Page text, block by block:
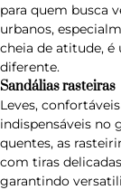
para quem busca
urbanos,
cheia de atitude, é
diferente.
Sandálias rasteiras
Leves,
indispensáveis no
quentes, as
com tiras
garantindo